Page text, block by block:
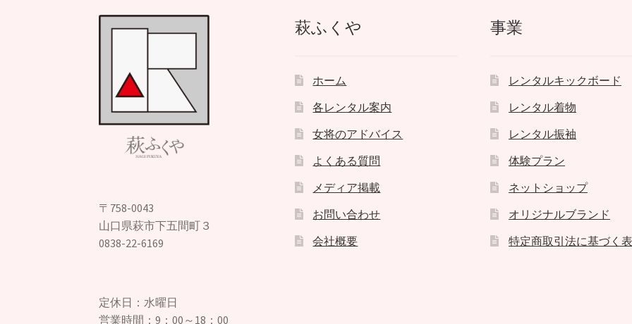
〒758-0043
山口県萩市下五間町３
0838-22-6169
定休日：水曜日
営業時間：9：00～18：00
萩ふくや
ホーム
各レンタル案内
女将のアドバイス
よくある質問
メディア掲載
お問い合わせ
会社概要
事業
レンタルキックボード
レンタル着物
レンタル振袖
体験プラン
ネットショップ
オリジナルブランド
特定商取引法に基づく